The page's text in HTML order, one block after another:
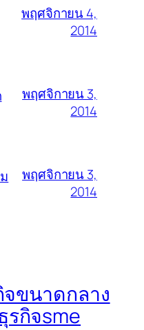
พฤศจิกายน 4,
2014
พฤศจิกายน 3,
2014
พฤศจิกายน 3,
2014
ขนาดกลาง
กิจsme